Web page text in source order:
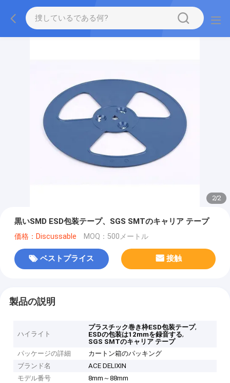
2/2
黒いSMD ESD包装テープ、SGS SMTのキャリア テープ
価格：Discussable MOQ：500メートル
ベストプライス 接触
製品の説明
ハイライト
プラスチック巻き枠ESD包装テープ,
ESDの包装は12mmを録音する,
SGS SMTのキャリア テープ
パッケージの詳細
カートン箱のパッキング
ブランド名
ACE DELIXIN
モデル番号
8mm～88mm